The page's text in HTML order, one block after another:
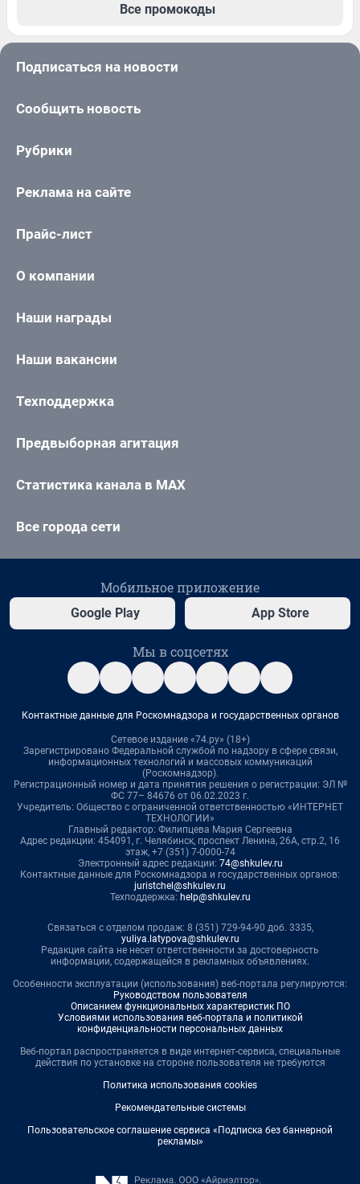
Все промокоды
Подписаться на новости
Сообщить новость
Рубрики
Реклама на сайте
Прайс-лист
О компании
Наши награды
Наши вакансии
Техподдержка
Предвыборная агитация
Статистика канала в MAX
Все города сети
Мобильное приложение
Google Play App Store
Мы в соцсетях
Контактные данные для Роскомнадзора и государственных органов
Сетевое издание «74.ру» (18+)
Зарегистрировано Федеральной службой по надзору в сфере связи,
информационных технологий и массовых коммуникаций
(Роскомнадзор).
Регистрационный номер и дата принятия решения о регистрации: ЭЛ №
ФС 77– 84676 от 06.02.2023 г.
Учредитель: Общество с ограниченной ответственностью «ИНТЕРНЕТ
ТЕХНОЛОГИИ»
Главный редактор: Филипцева Мария Сергеевна
Адрес редакции: 454091, г. Челябинск, проспект Ленина, 26А, стр.2, 16
этаж, +7 (351) 7-0000-74
Электронный адрес редакции: 74@shkulev.ru
Контактные данные для Роскомнадзора и государственных органов:
juristchel@shkulev.ru
Техподдержка: help@shkulev.ru
Связаться с отделом продаж: 8 (351) 729-94-90 доб. 3335,
yuliya.latypova@shkulev.ru
Редакция сайта не несет ответственности за достоверность
информации, содержащейся в рекламных объявлениях.
Особенности эксплуатации (использования) веб-портала регулируются:
Руководством пользователя
Описанием функциональных характеристик ПО
Условиями использования веб-портала и политикой
конфиденциальности персональных данных
Веб-портал распространяется в виде интернет-сервиса, специальные
действия по установке на стороне пользователя не требуются
Политика использования cookies
Рекомендательные системы
Пользовательское соглашение сервиса «Подписка без баннерной
рекламы»